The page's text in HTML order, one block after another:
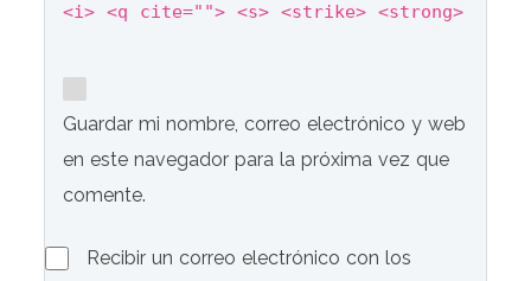
<i> <q cite=""> <s> <strike> <strong>
Guardar mi nombre, correo electrónico y web
en este navegador para la próxima vez que
comente.
Recibir un correo electrónico con los